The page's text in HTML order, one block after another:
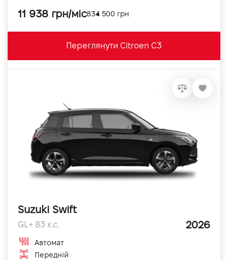
11 938 грн/міс834 500 грн
Переглянути Citroen C3
Suzuki Swift
GL+ 83 к.с. 2026
Автомат
Передній